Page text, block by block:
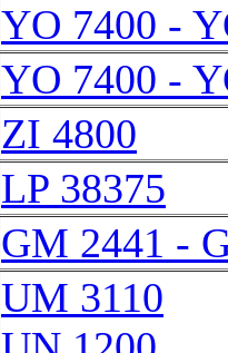
YO 7400 -
YO 7400 -
ZI 4800
LP 38375
GM 2441 -
UM 3110